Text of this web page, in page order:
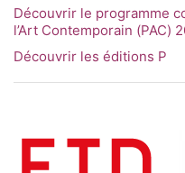
Découvrir le programme
l’Art Contemporain (PAC)
Découvrir les éditions P